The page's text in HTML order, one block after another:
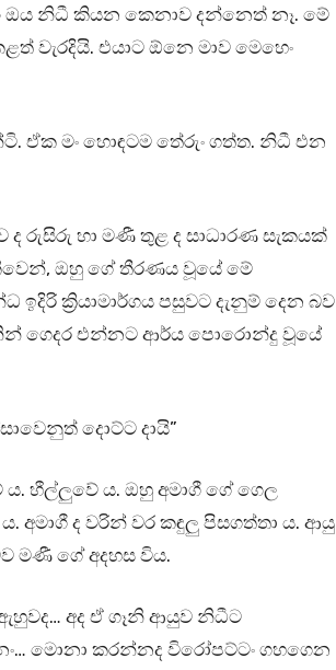
ඔය නිධී කියන කෙනාව දන්නෙත් නෑ. මේ
වැරදියි. එයාට ඕනෙ මාව මෙහෙං
ඒක මං හොඳටම තේරුං ගත්ත. නිධී එන
රුසිරු හා මණී තුළ ද සාධාරණ සැකයක්
ඔහු ගේ තීරණය වූයේ මේ
ක්‍රියාමාර්ගය පසුවට දැනුම් දෙන බව
ගෙදර එන්නට ආර්ය පොරොන්දු වූයේ
දොට්ට දායි”
හීල්ලුවේ ය. ඔහු අමාගී ගේ ගෙල
ද වරින් වර කඳුලු පිසගත්තා ය. ආයු
මණී ගේ අදහස විය.
අද ඒ ගෑනි ආයුව නිධීට
මොනා කරන්නද විරෝපට්ටං ගහගෙන